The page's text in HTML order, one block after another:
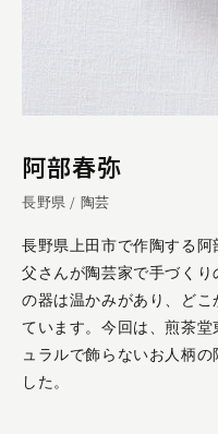
が転がっています。 あっ
とが、この仕事の醍醐味か
お買い物前に
・ひとつひとつ、手作業で
じものはございません。そ
い。
阿部春弥
長野県 / 陶芸
長野県上田市で作陶する
父さんが陶芸家で手づく
の器は温かみがあり、ど
ています。今回は、煎茶
ュラルで飾らないお人柄
した。